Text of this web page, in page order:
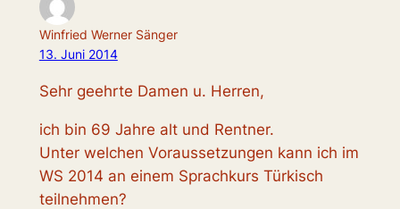
Winfried Werner Sänger
13. Juni 2014
Sehr geehrte Damen u. Herren,
ich bin 69 Jahre alt und Rentner.
Unter welchen Voraussetzungen kann ich im
WS 2014 an einem Sprachkurs Türkisch
teilnehmen?